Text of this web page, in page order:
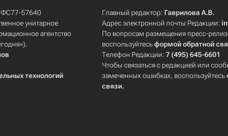
ФС77-57640
унитарное
агентство
технологий
Главный редактор: Гаврилова А.В.
Адрес электронной почты Редакции:
По вопросам размещения пресс-
воспользуйтесьформой обратной
Телефон Редакции:7 (495) 645-6601
Чтобы связаться с редакцией или
замеченных ошибках, воспользуйтесь
связи.